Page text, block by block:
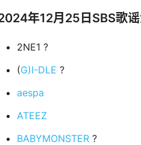
年12月25日SBS歌谣
2NE1 ?
(G)I-DLE ?
aespa
ATEEZ
BABYMONSTER ?